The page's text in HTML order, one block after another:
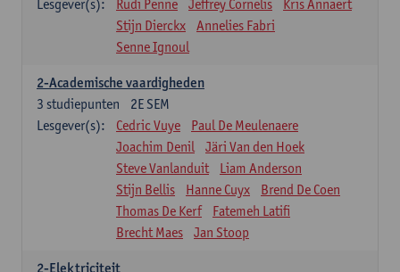
Lesgever(s):
Rudi Penne Jeffrey Cornelis
Kris Annaert
Stijn Dierckx
Annelies Fabri
Senne Ignoul
2-Academische vaardigheden
2E SEM
3 studiepunten
Lesgever(s):
Cedric Vuye
Paul De Meulenaere
Joachim Denil
Järi Van den Hoek
Steve Vanlanduit
Liam Anderson
Stijn Bellis
Hanne Cuyx
Brend De Coen
Thomas De Kerf
Fatemeh Latifi
Brecht Maes
Jan Stoop
2-Elektriciteit